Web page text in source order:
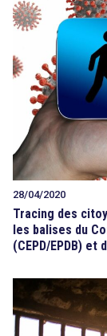
28/04/2020
Tracing des
les balises du
(CEPD/EPDB) et